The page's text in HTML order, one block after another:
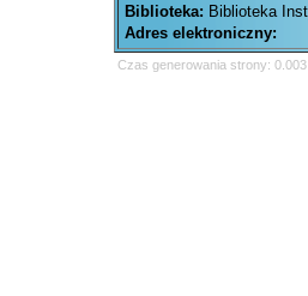
Biblioteka: Biblioteka
Adres elektroniczny:
Czas generowania strony: 0.003